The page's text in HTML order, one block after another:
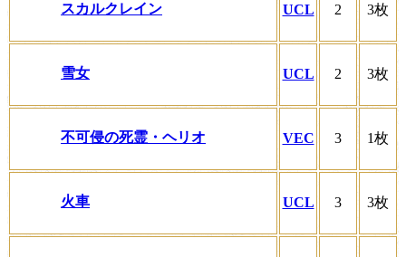
スカルクレイン UCL 2 3枚
雪女 UCL 2 3枚
不可侵の死霊・ヘリオ VEC 3 1枚
火車 UCL 3 3枚